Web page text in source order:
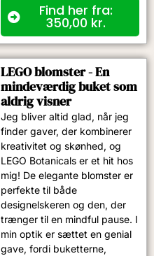
Find her fra:
350,00 kr.
LEGO blomster - En
mindeværdig buket som
aldrig visner
Jeg bliver altid glad, når jeg
finder gaver, der kombinerer
kreativitet og skønhed, og
LEGO Botanicals er et hit hos
mig! De elegante blomster er
perfekte til både
designelskeren og den, der
trænger til en mindful pause. I
min optik er sættet en genial
gave, fordi buketterne,